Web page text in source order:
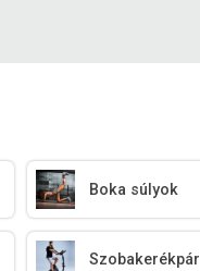
Boka súlyok
Szobakerékpár